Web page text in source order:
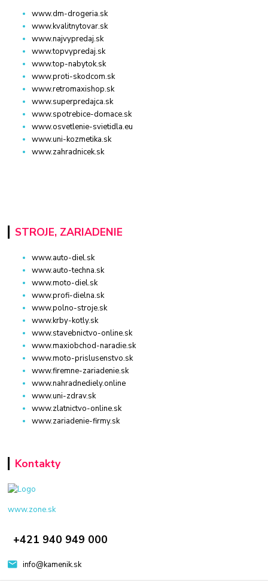
www.dm-drogeria.sk
www.kvalitnytovar.sk
www.najvypredaj.sk
www.topvypredaj.sk
www.top-nabytok.sk
www.proti-skodcom.sk
www.retromaxishop.sk
www.superpredajca.sk
www.spotrebice-domace.sk
www.osvetlenie-svietidla.eu
www.uni-kozmetika.sk
www.zahradnicek.sk
STROJE, ZARIADENIE
www.auto-diel.sk
www.auto-techna.sk
www.moto-diel.sk
www.profi-dielna.sk
www.polno-stroje.sk
www.krby-kotly.sk
www.stavebnictvo-online.sk
www.maxiobchod-naradie.sk
www.moto-prislusenstvo.sk
www.firemne-zariadenie.sk
www.nahradnediely.online
www.uni-zdrav.sk
www.zlatnictvo-online.sk
www.zariadenie-firmy.sk
Kontakty
www.zone.sk
+421 940 949 000
info@kamenik.sk